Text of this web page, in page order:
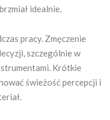
idealnie.
pracy. Zmęczenie
szczególnie w
Krótkie
świeżość percepcji i